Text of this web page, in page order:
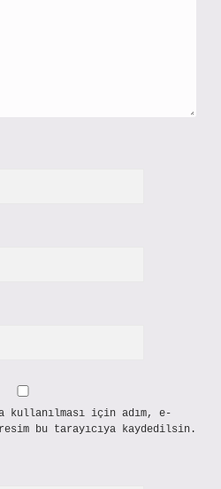
kullanılması için adım, e-
bu tarayıcıya kaydedilsin.